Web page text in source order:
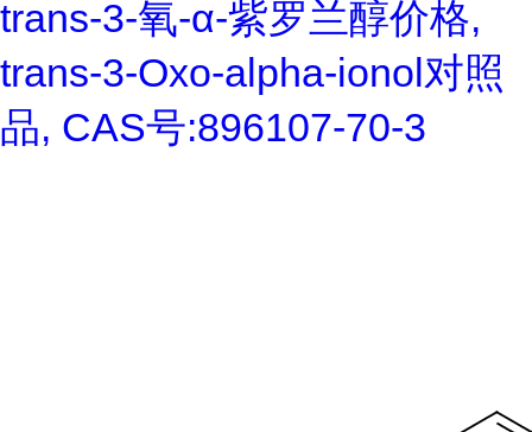
trans-3-氧-α-紫罗兰醇价格,
trans-3-Oxo-alpha-ionol对照
品, CAS号:896107-70-3